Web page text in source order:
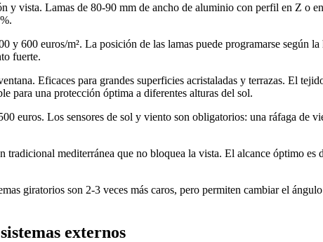
y vista. Lamas de 80-90 mm de ancho de aluminio con perfil en Z o
y 600 euros/m². La posición de las lamas puede programarse según
fuerte.
Eficaces para grandes superficies acristaladas y terrazas. El
para una protección óptima a diferentes alturas del sol.
euros. Los sensores de sol y viento son obligatorios: una ráfaga de
mediterránea que no bloquea la vista. El alcance óptimo
giratorios son 2-3 veces más caros, pero permiten cambiar el
externos